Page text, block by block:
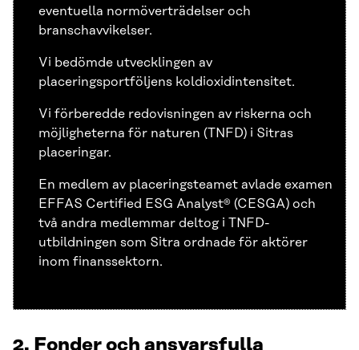
eventuella normöverträdelser och
branschavvikelser.
Vi bedömde utvecklingen av
placeringsportföljens koldioxidintensitet.
Vi förberedde redovisningen av riskerna och
möjligheterna för naturen (TNFD) i Sitras
placeringar.
En medlem av placeringsteamet avlade examen
EFFAS Certified ESG Analyst® (CESGA) och
två andra medlemmar deltog i TNFD-
utbildningen som Sitra ordnade för aktörer
inom finanssektorn.
2. Fonder och ansvarsfulla